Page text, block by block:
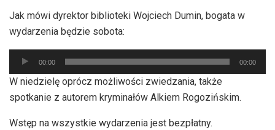
Jak mówi dyrektor biblioteki Wojciech Dumin, bogata w
wydarzenia będzie sobota:
Odtwarzacz
plików
dźwiękowych
00:00 00:00
W niedzielę oprócz możliwości zwiedzania, także
spotkanie z autorem kryminałów Alkiem Rogozińskim.
Wstęp na wszystkie wydarzenia jest bezpłatny.